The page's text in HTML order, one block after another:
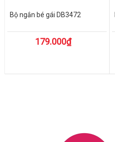
Bộ ngắn bé gái DB3472
179.000₫